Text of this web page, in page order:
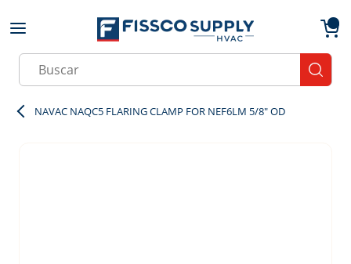
Skip to main content
Site Search
NAVAC NAQC5 FLARING CLAMP FOR NEF6LM 5/8" OD